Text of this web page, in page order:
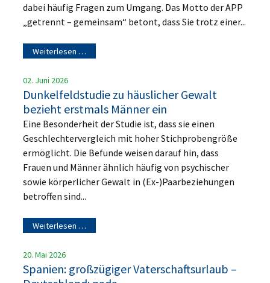
dabei häufig Fragen zum Umgang. Das Motto der APP
„getrennt – gemeinsam“ betont, dass Sie trotz einer...
Weiterlesen …
02. Juni 2026
Dunkelfeldstudie zu häuslicher Gewalt
bezieht erstmals Männer ein
Eine Besonderheit der Studie ist, dass sie einen
Geschlechtervergleich mit hoher Stichprobengröße
ermöglicht. Die Befunde weisen darauf hin, dass
Frauen und Männer ähnlich häufig von psychischer
sowie körperlicher Gewalt in (Ex-)Paarbeziehungen
betroffen sind...
Weiterlesen …
20. Mai 2026
Spanien: großzügiger Vaterschaftsurlaub –